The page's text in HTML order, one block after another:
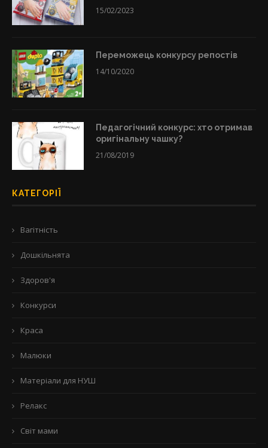
15/02/2023
Переможець конкурсу репостів
14/10/2020
Педагогічний конкурс: хто отримав
оригінальну чашку?
21/08/2019
КАТЕГОРІЇ
Вагітність
Дошкільнята
Здоров'я
Конкурси
Краса
Малюки
Матеріали для НУШ
Релакс
Світ мами